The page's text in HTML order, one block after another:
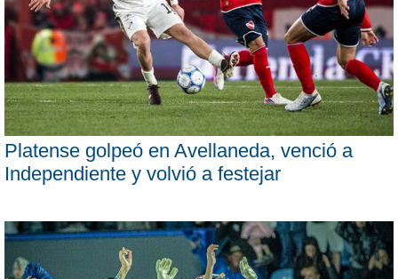
Platense golpeó en Avellaneda, venció a
Independiente y volvió a festejar